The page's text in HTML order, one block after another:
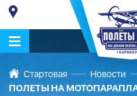
Стартовая Новости
ПОЛЕТЫ НА